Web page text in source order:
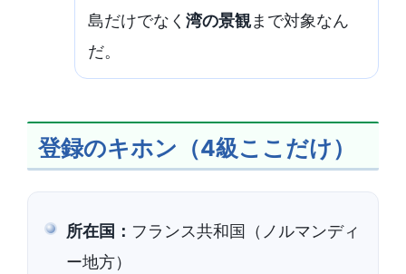
島だけでなく 湾の景観まで対象なん
だ。
登録のキホン（4級ここだけ）
所在国： フランス共和国（ノルマンディ
ー地方）